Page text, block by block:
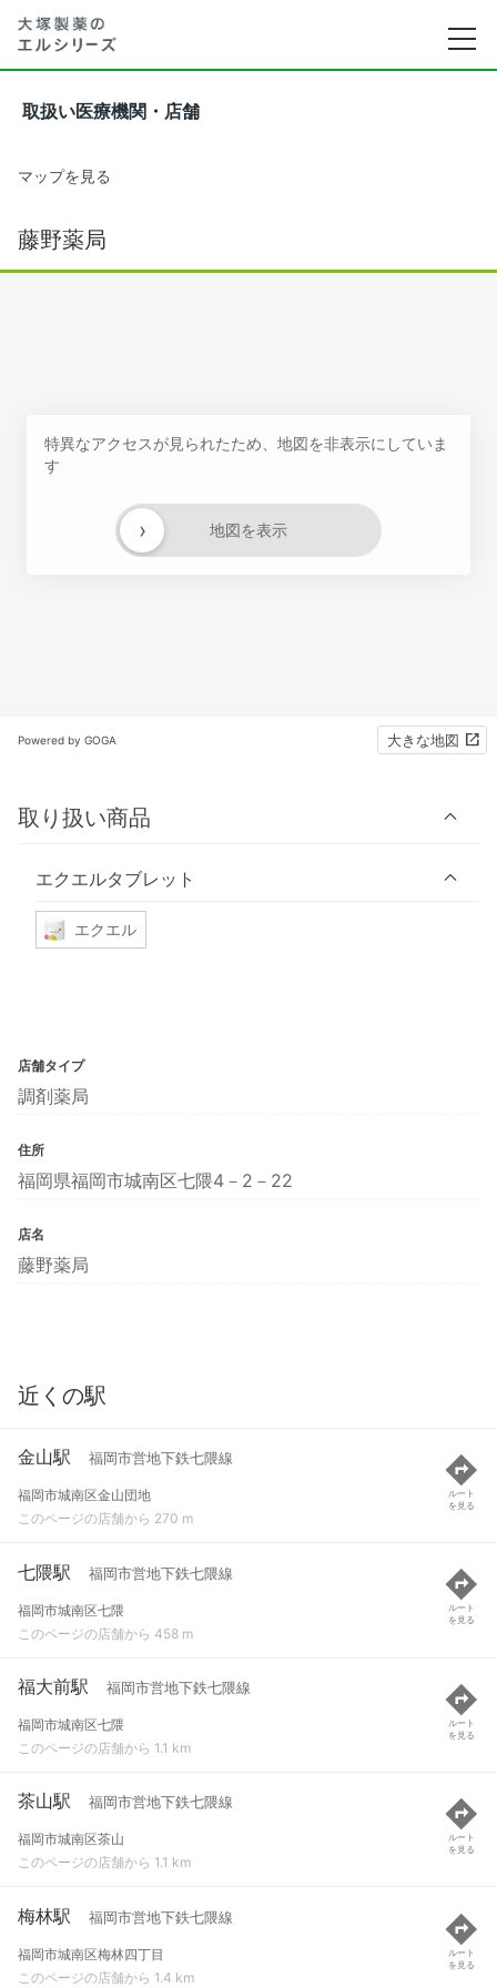
取扱い医療機関・店舗
マップを見る
藤野薬局
特異なアクセスが見られたため、地図を非表示にしていま
す
地図を表示
›
Powered by GOGA 大きな地図
取り扱い商品
エクエルタブレット
エクエル
店舗タイプ
調剤薬局
住所
福岡県福岡市城南区七隈4－2－22
店名
藤野薬局
近くの駅
金山駅 福岡市営地下鉄七隈線
福岡市城南区金山団地
このページの店舗から 270 m
ルート
を見る
七隈駅 福岡市営地下鉄七隈線
福岡市城南区七隈
このページの店舗から 458 m
ルート
を見る
福大前駅 福岡市営地下鉄七隈線
福岡市城南区七隈
このページの店舗から 1.1 km
ルート
を見る
茶山駅 福岡市営地下鉄七隈線
福岡市城南区茶山
このページの店舗から 1.1 km
ルート
を見る
梅林駅 福岡市営地下鉄七隈線
福岡市城南区梅林四丁目
このページの店舗から 1.4 km
ルート
を見る